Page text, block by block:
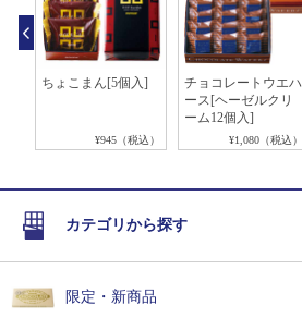
ちょこまん[5個入]
¥945（税込）
チョコレートウエハ
ース[ヘーゼルクリ
ーム12個入]
¥1,080（税込）
カテゴリから探す
限定・新商品